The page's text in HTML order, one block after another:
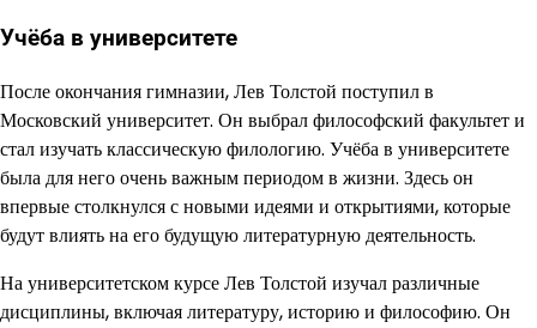
Учёба в университете
После окончания гимназии, Лев Толстой поступил в
Московский университет. Он выбрал философский факультет и
стал изучать классическую филологию. Учёба в университете
была для него очень важным периодом в жизни. Здесь он
впервые столкнулся с новыми идеями и открытиями, которые
будут влиять на его будущую литературную деятельность.
На университетском курсе Лев Толстой изучал различные
дисциплины, включая литературу, историю и философию. Он